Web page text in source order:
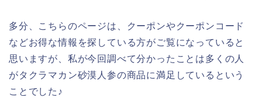
多分、こちらのページは、クーポンやクーポンコード
などお得な情報を探している方がご覧になっていると
思いますが、私が今回調べて分かったことは多くの人
がタクラマカン砂漠人参の商品に満足しているという
ことでした♪